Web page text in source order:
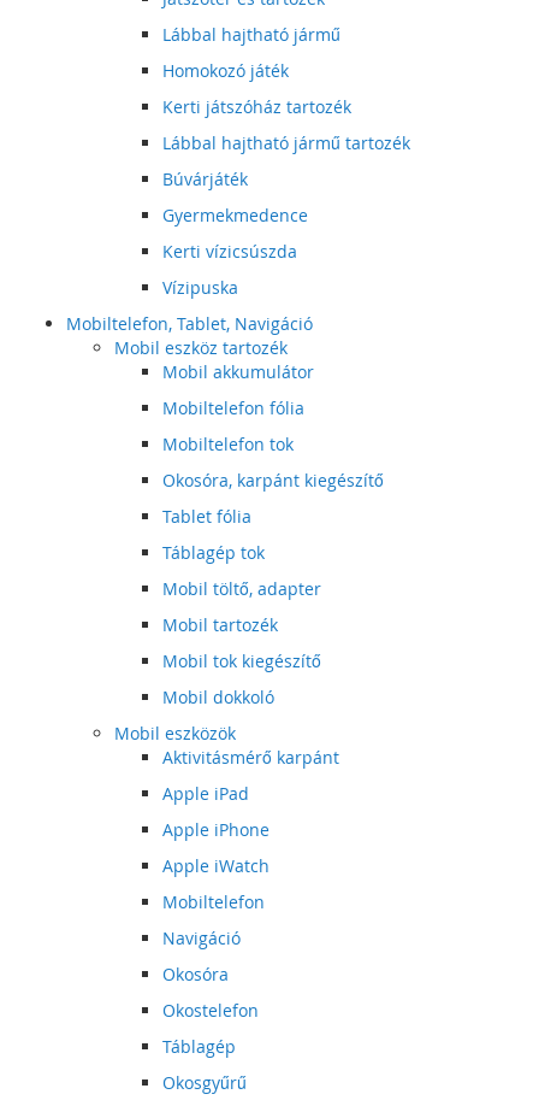
Lábbal hajtható jármű
Homokozó játék
Kerti játszóház tartozék
Lábbal hajtható jármű tartozék
Búvárjáték
Gyermekmedence
Kerti vízicsúszda
Vízipuska
Mobiltelefon, Tablet, Navigáció
Mobil eszköz tartozék
Mobil akkumulátor
Mobiltelefon fólia
Mobiltelefon tok
Okosóra, karpánt kiegészítő
Tablet fólia
Táblagép tok
Mobil töltő, adapter
Mobil tartozék
Mobil tok kiegészítő
Mobil dokkoló
Mobil eszközök
Aktivitásmérő karpánt
Apple iPad
Apple iPhone
Apple iWatch
Mobiltelefon
Navigáció
Okosóra
Okostelefon
Táblagép
Okosgyűrű